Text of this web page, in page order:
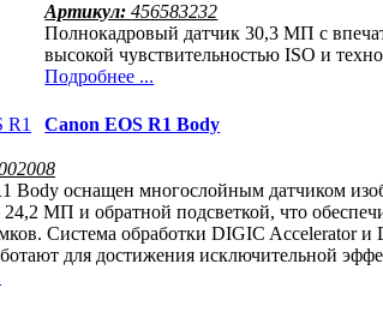
Артикул:456583232
Полнокадровый датчик 30,3 МП с
высокой чувствительностью ISO и
Подробнее ...
Canon EOS R1 Body
Body оснащен многослойным датчиком
МП и обратной подсветкой, что
Система обработки DIGIC Accelerator
для достижения исключительной